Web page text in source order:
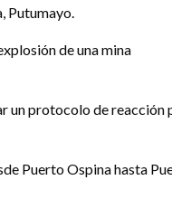
Putumayo.
de una mina
un protocolo de reacción
Puerto Ospina hasta